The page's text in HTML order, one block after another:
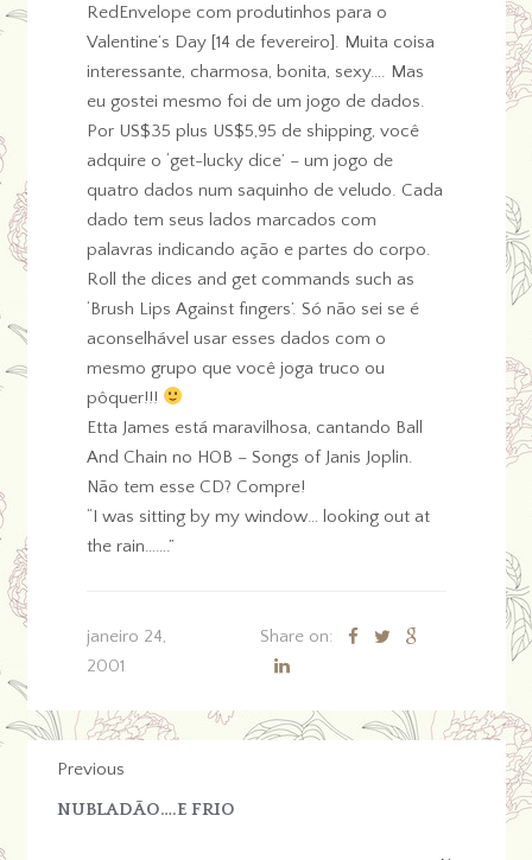
RedEnvelope com produtinhos para o
Valentine’s Day [14 de fevereiro]. Muita coisa
interessante, charmosa, bonita, sexy…. Mas
eu gostei mesmo foi de um jogo de dados.
Por US$35 plus US$5,95 de shipping, você
adquire o ‘get-lucky dice’ – um jogo de
quatro dados num saquinho de veludo. Cada
dado tem seus lados marcados com
palavras indicando ação e partes do corpo.
Roll the dices and get commands such as
‘Brush Lips Against fingers’. Só não sei se é
aconselhável usar esses dados com o
mesmo grupo que você joga truco ou
pôquer!!!
Etta James está maravilhosa, cantando Ball
And Chain no HOB – Songs of Janis Joplin.
Não tem esse CD? Compre!
“I was sitting by my window… looking out at
the rain…….”
janeiro 24,
2001
Share on:
Previous
NUBLADÃO….E FRIO